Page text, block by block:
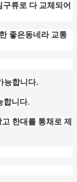
류로 다 교체되어
좋은동네라 교통
능합니다.
합니다.
한대를 통채로 제